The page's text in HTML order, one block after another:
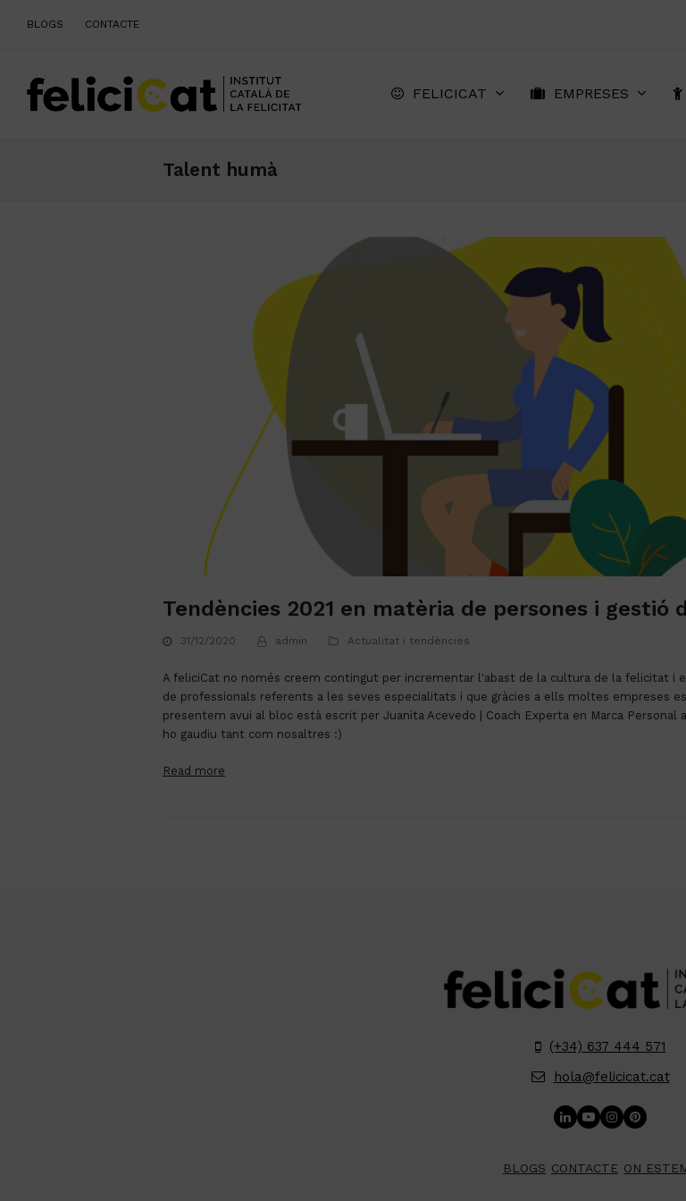
BLOGS CONTACTE
FELICICAT EMPRESES
Talent humà
Tendències 2021 en matèria de persones i
31/12/2020 admin Actualitat i tendències
A feliciCat no només creem contingut per incrementar l'abast de la cultura de la felicitat i
de professionals referents a les seves especialitats i que gràcies a ells moltes empreses
presentem avui al bloc està escrit per Juanita Acevedo | Coach Experta en Marca Personal
ho gaudiu tant com nosaltres :)
Read more
(+34) 637 444 571
hola@felicicat.cat
LinkedIn
YouTube
Instagram
Pinterest
BLOGS CONTACTE ON